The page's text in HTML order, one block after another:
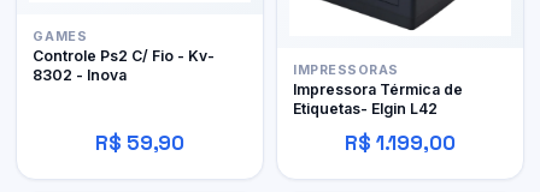
GAMES
Controle Ps2 C/ Fio - Kv-
8302 - Inova
R$ 59,90
IMPRESSORAS
Impressora Térmica de
Etiquetas- Elgin L42
R$ 1.199,00